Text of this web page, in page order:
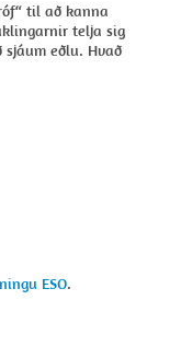
til að kanna
telja sig
sjáum eðlu. Hvað
ESO.